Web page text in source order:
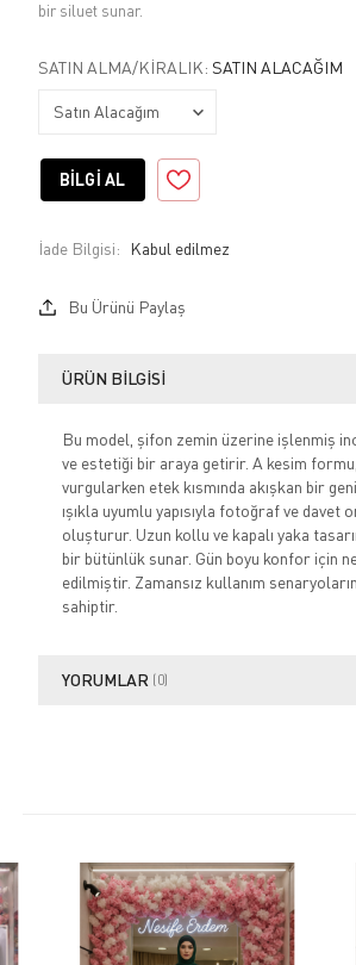
bir siluet sunar.
SATIN ALMA/KIRALIK: SATIN ALACAĞIM
BILGI AL
İade Bilgisi:
Bu Ürünü Paylaş
ÜRÜN BILGISI
Bu model, şifon zemin üzerine işlenmiş
ve estetiği bir araya getirir. A kesim
vurgularken etek kısmında akışkan bir
ışıkla uyumlu yapısıyla fotoğraf ve davet
oluşturur. Uzun kollu ve kapalı yaka
bir bütünlük sunar. Gün boyu konfor için
edilmiştir. Zamansız kullanım
sahiptir.
YORUMLAR (0)